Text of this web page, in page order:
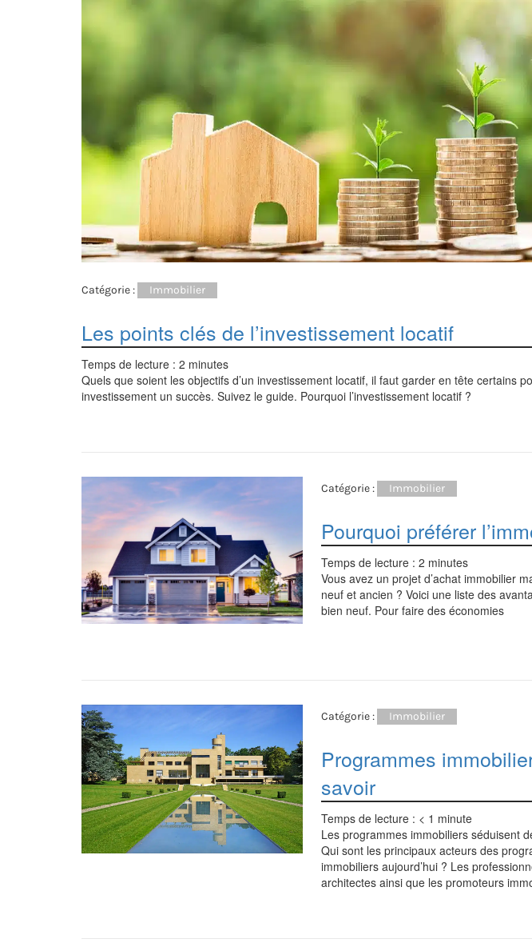
Catégorie : Immobilier
Les points clés de l’investissement locatif
Temps de lecture : 2 minutes
Quels que soient les objectifs d’un investissement locatif, il faut garder en tête certains
investissement un succès. Suivez le guide. Pourquoi l’investissement locatif ?
Catégorie : Immobilier
Pourquoi préférer
Temps de lecture : 2 minutes
Vous avez un projet d’achat immobilier
neuf et ancien ? Voici une liste des
bien neuf. Pour faire des économies
Catégorie : Immobilier
Programmes
savoir
Temps de lecture : < 1 minute
Les programmes immobiliers séduisent
Qui sont les principaux acteurs des
immobiliers aujourd’hui ? Les
architectes ainsi que les promoteurs